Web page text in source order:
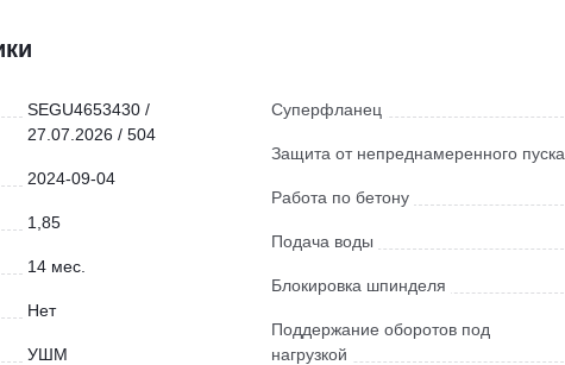
SEGU4653430 /
27.07.2026 / 504
2024-09-04
1,85
14 мес.
Нет
УШМ
Суперфланец
Защита от непреднамеренного пуска
Работа по бетону
Подача воды
Блокировка шпинделя
Поддержание оборотов под
нагрузкой